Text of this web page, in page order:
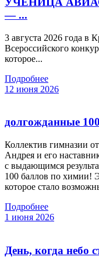
— ...
3 августа 2026 года в
Всероссийского
которое...
Подробнее
12 июня 2026
долгожданные
Коллектив гимназии
Андрея и его
с выдающимся
100 баллов по химии!
которое стало
Подробнее
1 июня 2026
День, когда небо